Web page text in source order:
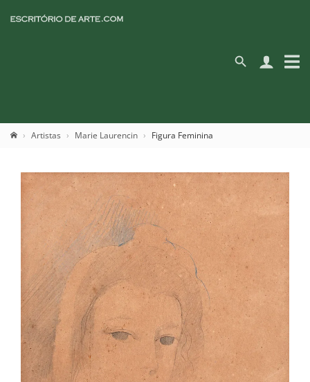
Artistas Marie Laurencin Figura Feminina